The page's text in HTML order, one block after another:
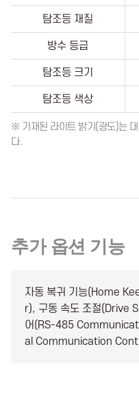
탐조등 재질
방수 등급
탐조등 크기
탐조등 색상
※ 기재된 라이트 밝기(광도)는
다.
추가 옵션 기능
자동 복귀 기능(Home
r), 구동 속도 조절(Drive
어(RS-485
al Communication